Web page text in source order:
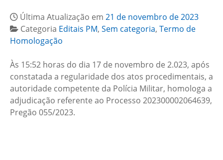
Última Atualização em 21 de novembro de 2023
Categoria Editais PM, Sem categoria, Termo de
Homologação
Às 15:52 horas do dia 17 de novembro de 2.023, após
constatada a regularidade dos atos procedimentais, a
autoridade competente da Polícia Militar, homologa a
adjudicação referente ao Processo 202300002064639,
Pregão 055/2023.